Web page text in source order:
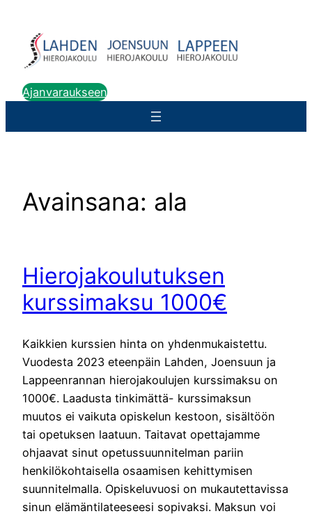
sisältöön
Ajanvaraukseen
Avainsana: ala
Hierojakoulutuksen
kurssimaksu 1000€
Kaikkien kurssien hinta on yhdenmukaistettu.
Vuodesta 2023 eteenpäin Lahden, Joensuun ja
Lappeenrannan hierojakoulujen kurssimaksu on
1000€. Laadusta tinkimättä- kurssimaksun
muutos ei vaikuta opiskelun kestoon, sisältöön
tai opetuksen laatuun. Taitavat opettajamme
ohjaavat sinut opetussuunnitelman pariin
henkilökohtaisella osaamisen kehittymisen
suunnitelmalla. Opiskeluvuosi on mukautettavissa
sinun elämäntilateeseesi sopivaksi. Maksun voi